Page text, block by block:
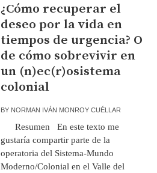
¿Cómo recuperar el
deseo por la vida en
tiempos de urgencia? O
de cómo sobrevivir en
un (n)ec(r)osistema
colonial
BY NORMAN IVÁN MONROY CUÉLLAR
Resumen En este texto me
gustaría compartir parte de la
operatoria del Sistema-Mundo
Moderno/Colonial en el Valle del